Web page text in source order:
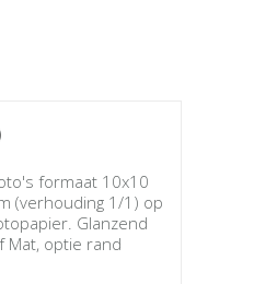
formaat 10x10
(verhouding 1/1) op
Glanzend
Mat, optie rand